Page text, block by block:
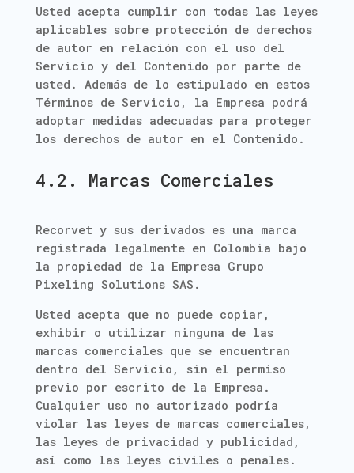
Usted acepta cumplir con todas las leyes
aplicables sobre protección de derechos
de autor en relación con el uso del
Servicio y del Contenido por parte de
usted. Además de lo estipulado en estos
Términos de Servicio, la Empresa podrá
adoptar medidas adecuadas para proteger
los derechos de autor en el Contenido.
4.2. Marcas Comerciales
Recorvet y sus derivados es una marca
registrada legalmente en Colombia bajo
la propiedad de la Empresa Grupo
Pixeling Solutions SAS.
Usted acepta que no puede copiar,
exhibir o utilizar ninguna de las
marcas comerciales que se encuentran
dentro del Servicio, sin el permiso
previo por escrito de la Empresa.
Cualquier uso no autorizado podría
violar las leyes de marcas comerciales,
las leyes de privacidad y publicidad,
así como las leyes civiles o penales.